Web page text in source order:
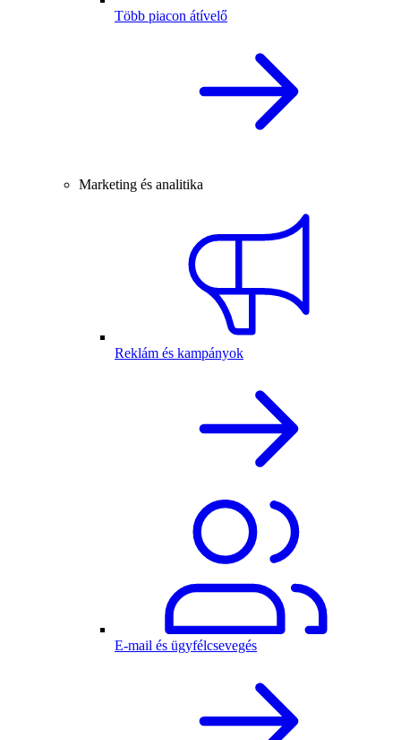
Több piacon átívelő
Marketing és analitika
Reklám és kampányok
E-mail és ügyfélcsevegés